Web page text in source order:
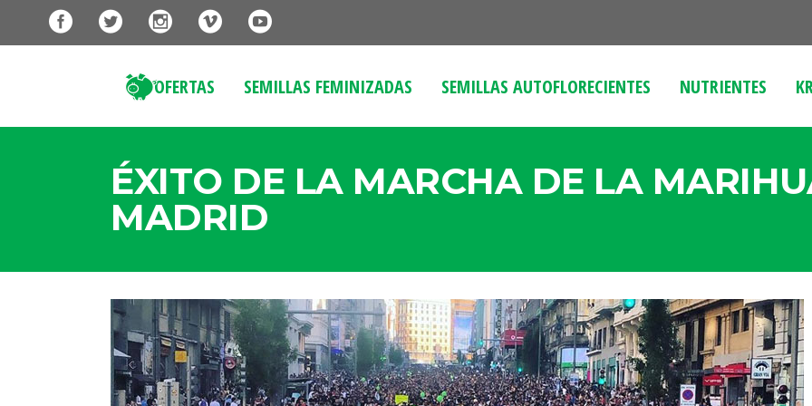
OFERTAS SEMILLAS FEMINIZADAS SEMILLAS AUTOFLORECIENTES NUTRIENTES
ÉXITO DE LA MARCHA DE LA
MADRID